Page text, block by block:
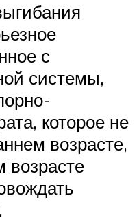
с
системы,
которое не
возрасте,
возрасте